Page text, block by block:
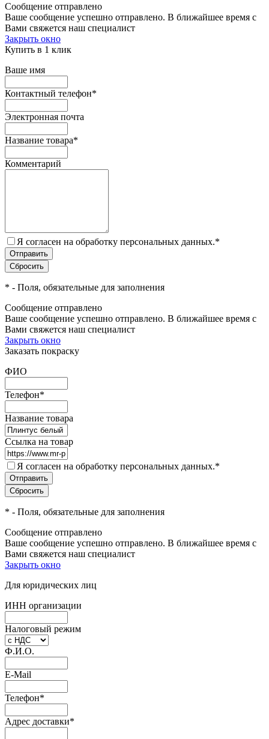
Сообщение отправлено
Ваше сообщение успешно отправлено. В ближайшее время с
Вами свяжется наш специалист
Закрыть окно
Купить в 1 клик
Ваше имя
Контактный телефон*
Электронная почта
Название товара*
Комментарий
Я согласен на обработку персональных данных.*
* - Поля, обязательные для заполнения
Сообщение отправлено
Ваше сообщение успешно отправлено. В ближайшее время с
Вами свяжется наш специалист
Закрыть окно
Заказать покраску
ФИО
Телефон*
Название товара
Ссылка на товар
Я согласен на обработку персональных данных.*
* - Поля, обязательные для заполнения
Сообщение отправлено
Ваше сообщение успешно отправлено. В ближайшее время с
Вами свяжется наш специалист
Закрыть окно
Для юридических лиц
ИНН организации
Налоговый режим
Ф.И.О.
E-Mail
Телефон*
Адрес доставки*